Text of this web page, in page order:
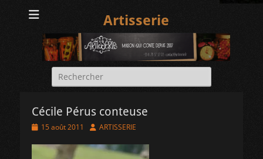
Artisserie
Rechercher :
Cécile Pérus conteuse
Posted15 août 2011 Author
ARTISSERIE